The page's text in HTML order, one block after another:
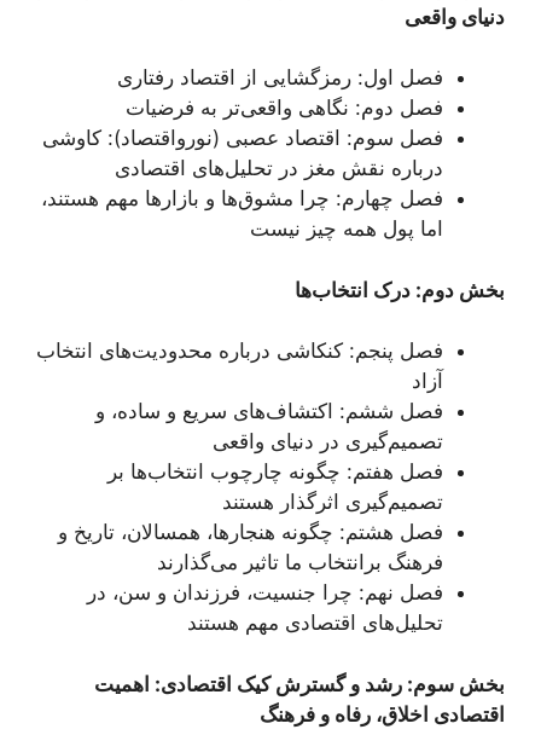
دنیای واقعی
فصل اول: رمزگشایی از اقتصاد رفتاری
فصل دوم: نگاهی واقعی‌تر به فرضیات
فصل سوم: اقتصاد عصبی (نورواقتصاد): کاوشی
درباره نقش مغز در تحلیل‌های اقتصادی
فصل چهارم: چرا مشوق‌ها و بازارها مهم هستند،
اما پول همه چیز نیست
بخش دوم: درک انتخاب‌ها
فصل پنجم: کنکاشی درباره محدودیت‌های انتخاب
آزاد
فصل ششم: اکتشاف‌های سریع و ساده، و
تصمیم‌گیری در دنیای واقعی
فصل هفتم: چگونه چارچوب انتخاب‌ها بر
تصمیم‌گیری اثرگذار هستند
فصل هشتم: چگونه هنجارها، همسالان، تاریخ و
فرهنگ برانتخاب ما تاثیر می‌گذارند
فصل نهم: چرا جنسیت، فرزندان و سن، در
تحلیل‌های اقتصادی مهم هستند
بخش سوم: رشد و گسترش کیک اقتصادی: اهمیت
اقتصادی اخلاق، رفاه و فرهنگ